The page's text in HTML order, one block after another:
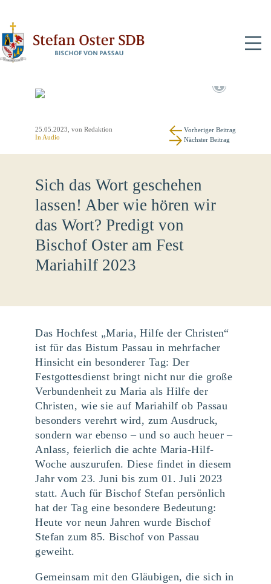
25.05.2023 , von Redaktion
In Audio
Vorheriger Beitrag
Nächster Beitrag
Sich das Wort geschehen
lassen! Aber wie hören wir
das Wort? Predigt von
Bischof Oster am Fest
Mariahilf 2023
Das Hochfest „Maria, Hilfe der Christen“
ist für das Bistum Passau in mehrfacher
Hinsicht ein besonderer Tag: Der
Festgottesdienst bringt nicht nur die große
Verbundenheit zu Maria als Hilfe der
Christen, wie sie auf Mariahilf ob Passau
besonders verehrt wird, zum Ausdruck,
sondern war ebenso – und so auch heuer –
Anlass, feierlich die achte Maria-Hilf-
Woche auszurufen. Diese findet in diesem
Jahr vom 23. Juni bis zum 01. Juli 2023
statt. Auch für Bischof Stefan persönlich
hat der Tag eine besondere Bedeutung:
Heute vor neun Jahren wurde Bischof
Stefan zum 85. Bischof von Passau
geweiht.
Gemeinsam mit den Gläubigen, die sich in